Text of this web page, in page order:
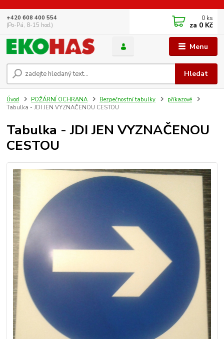
Menu
Hledat
+420 608 400 554
(Po-Pá, 8-15 hod.)
0 ks
za 0 Kč
Úvod POŽÁRNÍ OCHRANA Bezpečnostní tabulky
příkazové
Tabulka - JDI JEN VYZNAČENOU CESTOU
Tabulka - JDI JEN VYZNAČENOU
CESTOU